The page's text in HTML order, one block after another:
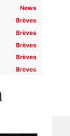
News
Brèves
Brèves
Brèves
Brèves
Brèves